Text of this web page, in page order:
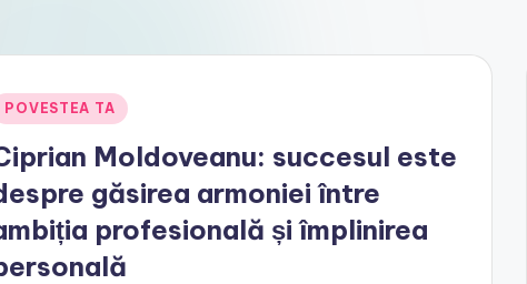
POVESTEA TA
Moldoveanu: succesul este
găsirea armoniei între
profesională și împlinirea